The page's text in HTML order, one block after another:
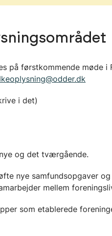
på førstkommende møde
i det)
og det tværgående.
nye samfundsopgaver
mellem
som etablerede